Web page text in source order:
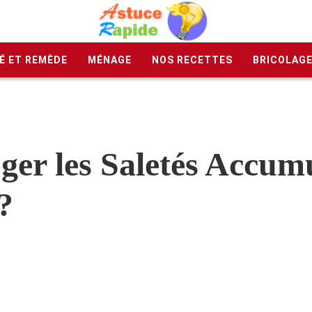
ET REMÈDE MÉNAGE NOS RECETTES BRICOLAGE
les Saletés